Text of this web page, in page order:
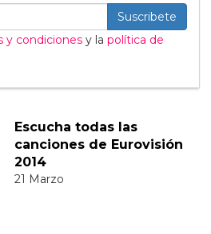
Suscribete
y condiciones y la política de
Escucha todas las
canciones de Eurovisión
2014
21 Marzo